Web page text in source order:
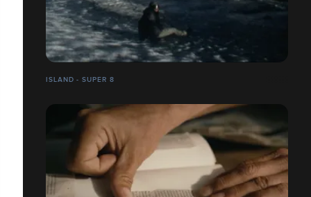
ISLAND - SUPER 8